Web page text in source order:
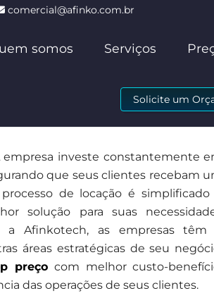
comercial@afinko.com.br
somos Serviços
Solicite um
empresa investe constantemente
que seus clientes recebam
de locação é simplificado
solução para suas
a Afinkotech, as empresas têm
áreas estratégicas de seu
preço com melhor custo-
das operações de seus clientes.